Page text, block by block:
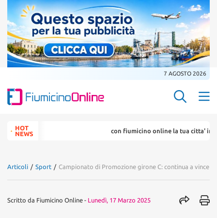
7 AGOSTO 2026
Search
for:HOT
NEWS
con fiumicino online la tua citta' in un ...
Articoli / Sport / Campionato di Promozione girone C: continua a vincere
Scritto da Fiumicino Online - Lunedì, 17 Marzo 2025